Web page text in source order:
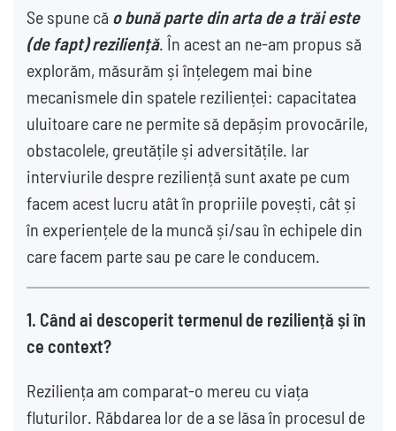
Se spune că o bună parte din arta de a trăi este
(de fapt) reziliență. În acest an ne-am propus să
explorăm, măsurăm și înțelegem mai bine
mecanismele din spatele rezilienței: capacitatea
uluitoare care ne permite să depășim provocările,
obstacolele, greutățile și adversitățile. Iar
interviurile despre reziliență sunt axate pe cum
facem acest lucru atât în propriile povești, cât și
în experiențele de la muncă și/sau în echipele din
care facem parte sau pe care le conducem.
1. Când ai descoperit termenul de reziliență și în
ce context?
Reziliența am comparat-o mereu cu viața
fluturilor. Răbdarea lor de a se lăsa în procesul de